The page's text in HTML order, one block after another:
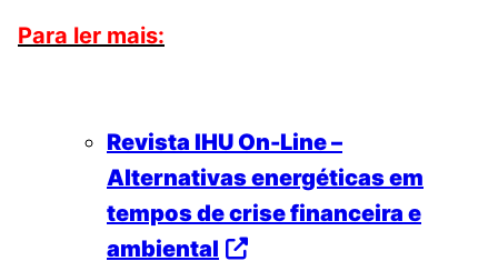
Para ler mais:
Revista IHU On-Line –
Alternativas energéticas em
tempos de crise financeira e
ambiental